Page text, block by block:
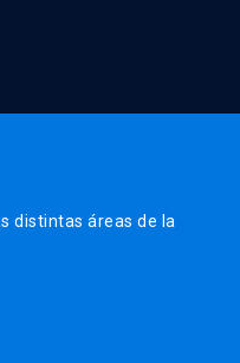
distintas áreas de la